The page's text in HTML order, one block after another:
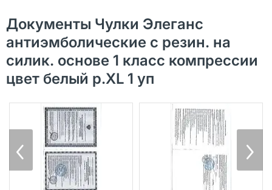
Документы Чулки Элеганс
антиэмболические с резин. на
силик. основе 1 класс компрессии
цвет белый р.XL 1 уп